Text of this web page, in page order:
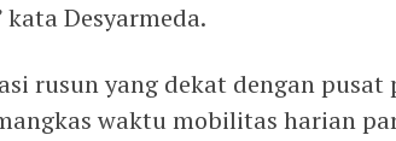
kata Desyarmeda.
rusun yang dekat dengan
waktu mobilitas harian